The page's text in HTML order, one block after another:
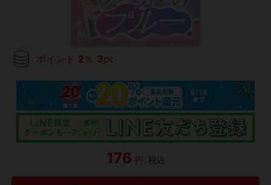
ポイント 2 ％ 3pt
176 円 税込